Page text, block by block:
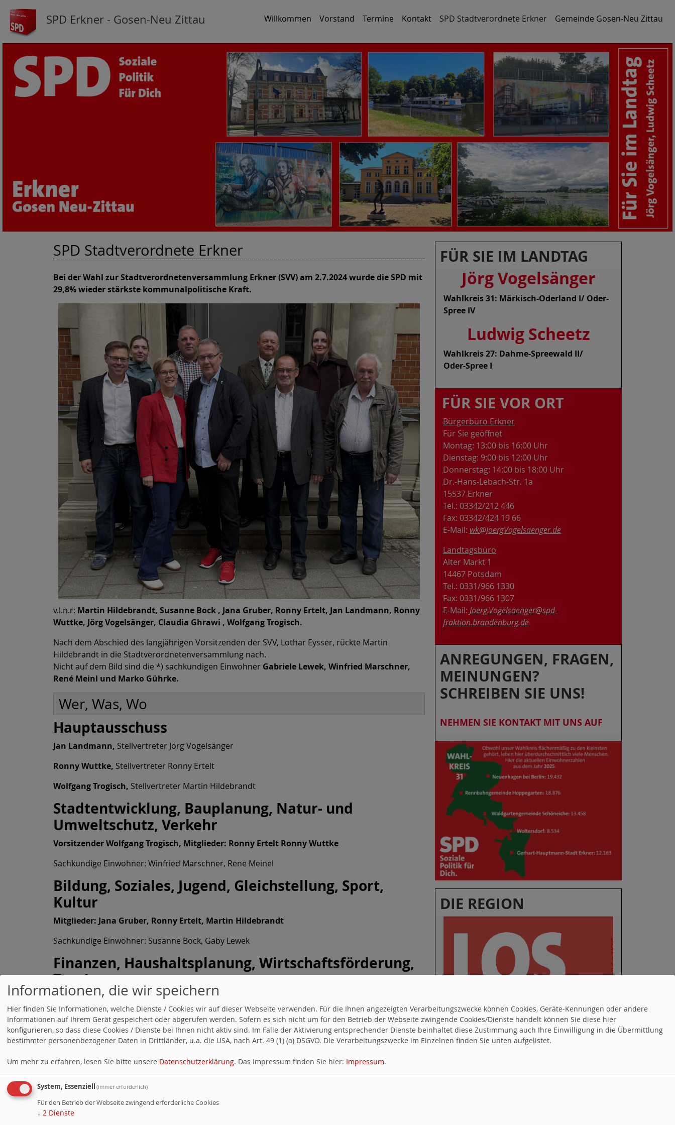
SPD Erkner - Gosen-Neu Zittau Willkommen Vorstand Termine Kontakt SPD Stadtverordnete Erkner Gemeinde Gosen-Neu Zittau
SPD Stadtverordnete Erkner
Bei der Wahl zur Stadtverordnetenversammlung Erkner (SVV) am 2.7.2024 wurde die SPD mit
29,8% wieder stärkste kommunalpolitische Kraft.
v.l.n.r: Martin Hildebrandt, Susanne Bock , Jana Gruber, Ronny Ertelt, Jan Landmann, Ronny
Wuttke, Jörg Vogelsänger, Claudia Ghrawi , Wolfgang Trogisch.
Nach dem Abschied des langjährigen Vorsitzenden der SVV, Lothar Eysser, rückte Martin
Hildebrandt in die Stadtverordnetenversammlung nach.
Nicht auf dem Bild sind die *) sachkundigen Einwohner Gabriele Lewek, Winfried Marschner,
René Meinl und Marko Gührke.
Wer, Was, Wo
Hauptausschuss
Jan Landmann, Stellvertreter Jörg Vogelsänger
Ronny Wuttke, Stellvertreter Ronny Ertelt
Wolfgang Trogisch, Stellvertreter Martin Hildebrandt
Stadtentwicklung, Bauplanung, Natur- und
Umweltschutz, Verkehr
Vorsitzender Wolfgang Trogisch, Mitglieder: Ronny Ertelt Ronny Wuttke
Sachkundige Einwohner: Winfried Marschner, Rene Meinel
Bildung, Soziales, Jugend, Gleichstellung, Sport,
Kultur
Mitglieder: Jana Gruber, Ronny Ertelt, Martin Hildebrandt
Sachkundige Einwohner: Susanne Bock, Gaby Lewek
Finanzen, Haushaltsplanung, Wirtschaftsförderung,
Tourismus
Mitglieder: Jörg Vogelsänger, Jana Gruber, Martin Hildebrandt
Sachkundige Einwohner: Marko Gührke, Claudia Ghrawi
FÜR SIE IM LANDTAG
Jörg Vogelsänger
Wahlkreis 31: Märkisch-Oderland I/ Oder-
Spree IV
Ludwig Scheetz
Wahlkreis 27: Dahme-Spreewald II/
Oder-Spree I
FÜR SIE VOR ORT
Bürgerbüro Erkner
Für Sie geöffnet
Montag: 13:00 bis 16:00 Uhr
Dienstag: 9:00 bis 12:00 Uhr
Donnerstag: 14:00 bis 18:00 Uhr
Dr.-Hans-Lebach-Str. 1a
15537 Erkner
Tel.: 03342/212 446
Fax: 03342/424 19 66
E-Mail: wk@JoergVogelsaenger.de
Landtagsbüro
Alter Markt 1
14467 Potsdam
Tel.: 0331/966 1330
Fax: 0331/966 1307
E-Mail: Joerg.Vogelsaenger@spd-
fraktion.brandenburg.de
ANREGUNGEN, FRAGEN,
MEINUNGEN?
SCHREIBEN SIE UNS!
NEHMEN SIE KONTAKT MIT UNS AUF
DIE REGION
SPD Beeskow
SPD Eisenhüttenstadt
SPD Schöneiche
Informationen, die wir speichern
Hier finden Sie Informationen, welche Dienste / Cookies wir auf dieser Webseite verwenden. Für die Ihnen angezeigten Verarbeitungszwecke können Cookies, Geräte-Kennungen oder andere
Informationen auf Ihrem Gerät gespeichert oder abgerufen werden. Sofern es sich nicht um für den Betrieb der Webseite zwingende Cookies/Dienste handelt können Sie diese hier
konfigurieren, so dass diese Cookies / Dienste bei Ihnen nicht aktiv sind. Im Falle der Aktivierung entsprechender Dienste beinhaltet diese Zustimmung auch Ihre Einwilligung in die Übermittlung
bestimmter personenbezogener Daten in Drittländer, u.a. die USA, nach Art. 49 (1) (a) DSGVO. Die Verarbeitungszwecke im Einzelnen finden Sie unten aufgelistet.
Um mehr zu erfahren, lesen Sie bitte unsere Datenschutzerklärung. Das Impressum finden Sie hier: Impressum.
System, Essenziell (immer erforderlich)
Für den Betrieb der Webseite zwingend erforderliche Cookies
↓ 2 Dienste